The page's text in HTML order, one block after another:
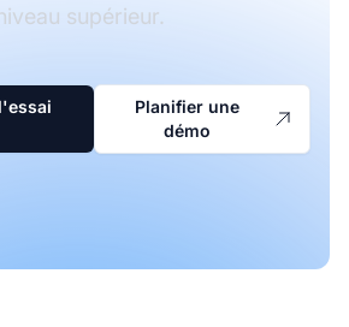
supérieur.
Planifier une
démo